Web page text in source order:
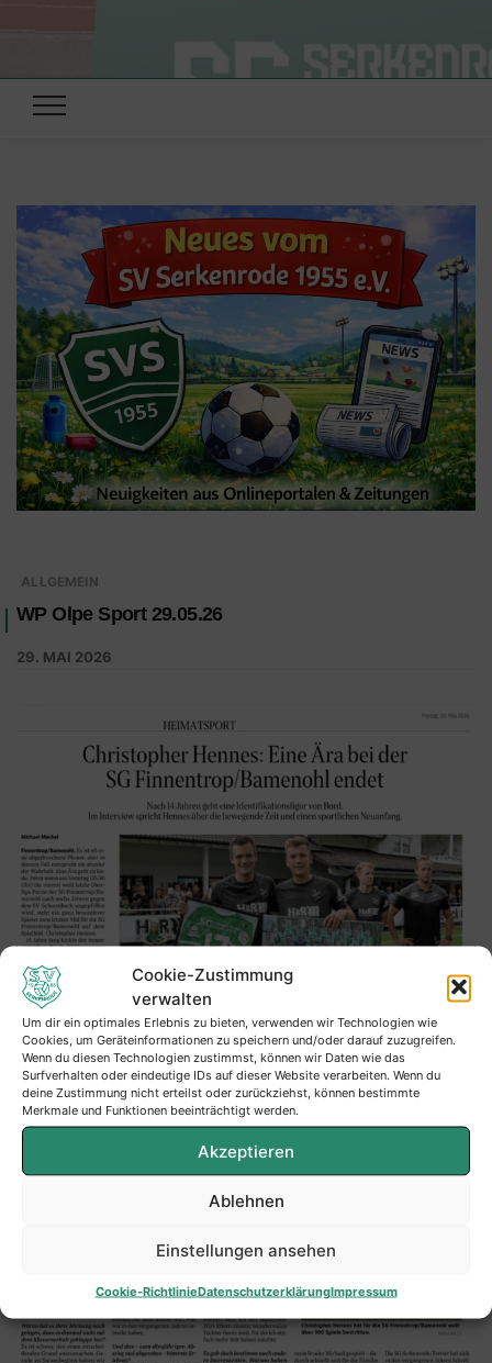
Cookie-Zustimmung
verwalten
Um dir ein optimales Erlebnis zu bieten, verwenden wir Technologien wie
Cookies, um Geräteinformationen zu speichern und/oder darauf zuzugreifen.
Wenn du diesen Technologien zustimmst, können wir Daten wie das
Surfverhalten oder eindeutige IDs auf dieser Website verarbeiten. Wenn du
deine Zustimmung nicht erteilst oder zurückziehst, können bestimmte
Merkmale und Funktionen beeinträchtigt werden.
Akzeptieren
Ablehnen
Einstellungen ansehen
Cookie-RichtlinieDatenschutzerklärungImpressum
ALLGEMEIN
WP Olpe Sport 29.05.26
29. MAI 2026